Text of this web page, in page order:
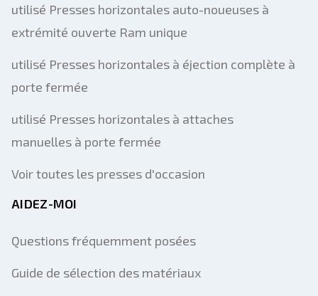
utilisé Presses horizontales auto-noueuses à
extrémité ouverte Ram unique
utilisé Presses horizontales à éjection complète à
porte fermée
utilisé Presses horizontales à attaches
manuelles à porte fermée
Voir toutes les presses d'occasion
AIDEZ-MOI
Questions fréquemment posées
Guide de sélection des matériaux